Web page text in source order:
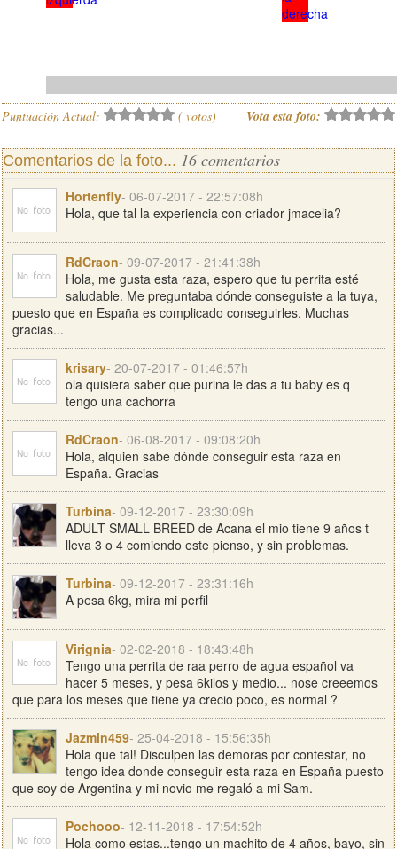
Puntuación Actual: ( votos) Vota esta foto:
Comentarios de la foto... 16 comentarios
Hortenfly- 06-07-2017 - 22:57:08h
Hola, que tal la experiencia con criador jmacelia?
RdCraon- 09-07-2017 - 21:41:38h
Hola, me gusta esta raza, espero que tu perrita esté
saludable. Me preguntaba dónde conseguiste a la tuya,
puesto que en España es complicado conseguirles. Muchas
gracias...
krisary- 20-07-2017 - 01:46:57h
ola quisiera saber que purina le das a tu baby es q
tengo una cachorra
RdCraon- 06-08-2017 - 09:08:20h
Hola, alquien sabe dónde conseguir esta raza en
España. Gracias
Turbina- 09-12-2017 - 23:30:09h
ADULT SMALL BREED de Acana el mio tiene 9 años t
lleva 3 o 4 comiendo este pienso, y sin problemas.
Turbina- 09-12-2017 - 23:31:16h
A pesa 6kg, mira mi perfil
Virignia- 02-02-2018 - 18:43:48h
Tengo una perrita de raa perro de agua español va
hacer 5 meses, y pesa 6kilos y medio... nose creeemos
que para los meses que tiene ya crecio poco, es normal ?
Jazmin459- 25-04-2018 - 15:56:35h
Hola que tal! Disculpen las demoras por contestar, no
tengo idea donde conseguir esta raza en España puesto
que soy de Argentina y mi novio me regaló a mi Sam.
Pochooo- 12-11-2018 - 17:54:52h
Hola como estas...tengo un machito de 4 años, bayo, sin